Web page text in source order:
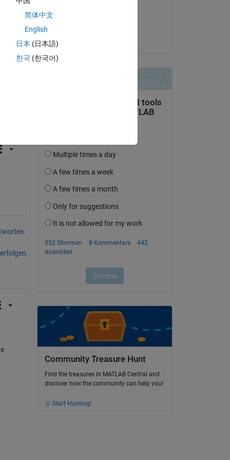
Beantwortet:
Community Treasure Hunt
Find the treasures in MATLAB Central and
discover how the community can help you!
Start Hunting!
简体中文
English
日本 (日本語)
한국 (한국어)